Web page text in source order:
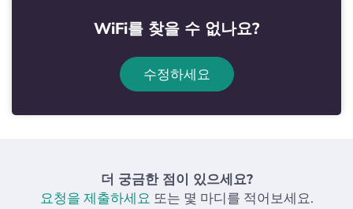
WiFi를 찾을 수 없나요?
수정하세요
더 궁금한 점이 있으세요?
요청을 제출하세요 또는 몇 마디를 적어보세요.